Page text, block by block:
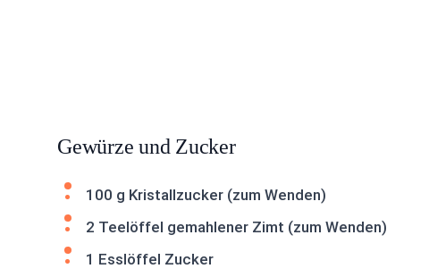
Gewürze und Zucker
100 g Kristallzucker (zum Wenden)
2 Teelöffel gemahlener Zimt (zum Wenden)
1 Esslöffel Zucker